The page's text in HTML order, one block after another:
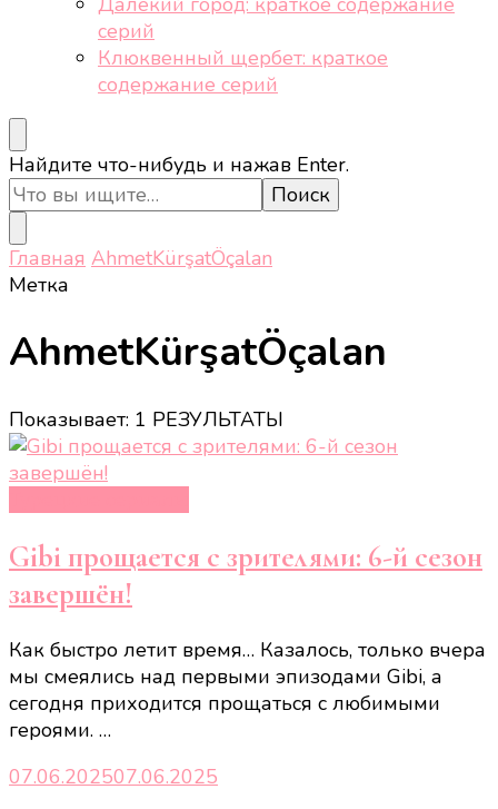
серий
Клюквенный щербет: краткое
содержание серий
Ищите
что-
то?
Найдите что-нибудь и нажав Enter.
Главная AhmetKürşatÖçalan
Метка
AhmetKürşatÖçalan
Показывает: 1 РЕЗУЛЬТАТЫ
Gibi прощается с зрителями: 6-й сезон
завершён!
Как быстро летит время… Казалось, только вчера
мы смеялись над первыми эпизодами Gibi, а
сегодня приходится прощаться с любимыми
героями. …
07.06.202507.06.2025